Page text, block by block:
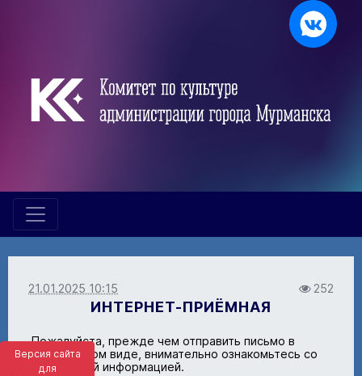
Версия сайта
для
21.01.2025 10:15 252
ИНТЕРНЕТ-ПРИЁМНАЯ
Пожалуйста, прежде чем отправить письмо в
электронном виде, внимательно ознакомьтесь со
следующей информацией.